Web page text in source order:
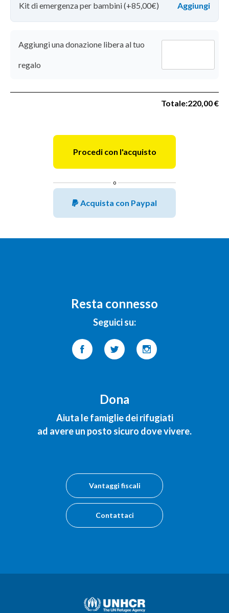
Kit di emergenza per bambini (+85,00€)
Donazione
libera
Aggiungi una donazione libera al tuo
regalo
Totale:220,00 €
o
Acquista con Paypal
Resta connesso
Seguici su:
Dona
Aiuta le famiglie dei rifugiati
ad avere un posto sicuro dove vivere.
Vantaggi fiscali
Contattaci